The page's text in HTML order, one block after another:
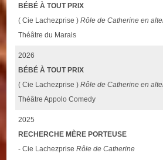
BÉBÉ À TOUT PRIX
( Cie Lachezprise )Rôle de Catherine en
Théâtre du Marais
2026
BÉBÉ À TOUT PRIX
( Cie Lachezprise )Rôle de Catherine en
Théâtre Appolo Comedy
2025
RECHERCHE MÈRE PORTEUSE
- Cie LachezpriseRôle de Catherine